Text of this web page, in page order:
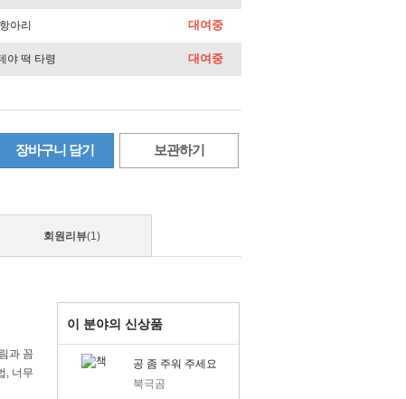
아리 대여중
야 떡 타령 대여중
장바구니 담기 보관하기
회원리뷰(1)
과 꼼
, 너무
이 분야의 신상품
공 좀 주워 주세요
북극곰